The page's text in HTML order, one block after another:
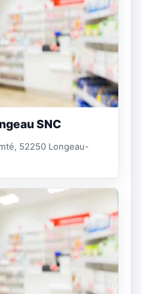
SNC
52250 Longeau-